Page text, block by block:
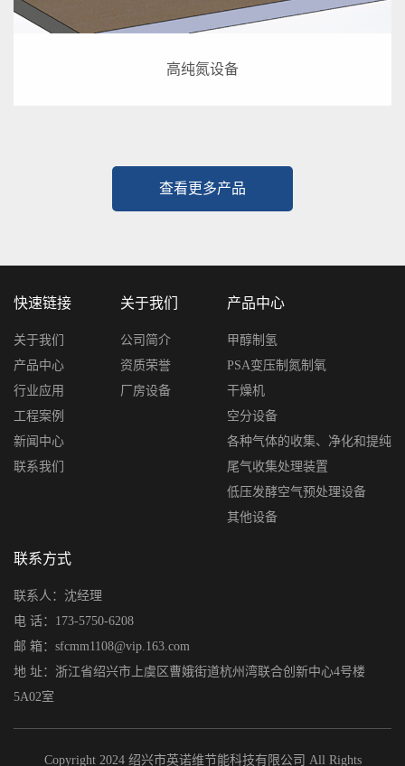
高纯氮设备
查看更多产品
快速链接
关于我们
产品中心
行业应用
工程案例
新闻中心
联系我们
关于我们
公司简介
资质荣誉
厂房设备
产品中心
甲醇制氢
PSA变压制氮制氧
干燥机
空分设备
各种气体的收集、净化和提纯
尾气收集处理装置
低压发酵空气预处理设备
其他设备
联系方式
联系人：沈经理
电 话：173-5750-6208
邮 箱：sfcmm1108@vip.163.com
地 址：浙江省绍兴市上虞区曹娥街道杭州湾联合创新中心4号楼
5A02室
Copyright 2024 绍兴市英诺维节能科技有限公司 All Rights